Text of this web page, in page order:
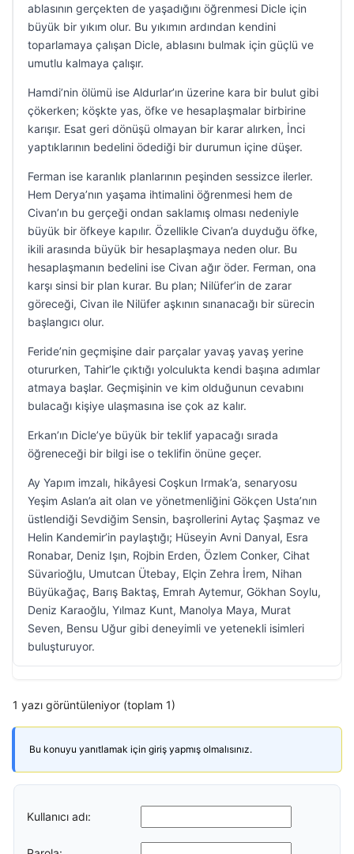
ablasının gerçekten de yaşadığını öğrenmesi Dicle için
büyük bir yıkım olur. Bu yıkımın ardından kendini
toparlamaya çalışan Dicle, ablasını bulmak için güçlü ve
umutlu kalmaya çalışır.
Hamdi’nin ölümü ise Aldurlar’ın üzerine kara bir bulut gibi
çökerken; köşkte yas, öfke ve hesaplaşmalar birbirine
karışır. Esat geri dönüşü olmayan bir karar alırken, İnci
yaptıklarının bedelini ödediği bir durumun içine düşer.
Ferman ise karanlık planlarının peşinden sessizce ilerler.
Hem Derya’nın yaşama ihtimalini öğrenmesi hem de
Civan’ın bu gerçeği ondan saklamış olması nedeniyle
büyük bir öfkeye kapılır. Özellikle Civan’a duyduğu öfke,
ikili arasında büyük bir hesaplaşmaya neden olur. Bu
hesaplaşmanın bedelini ise Civan ağır öder. Ferman, ona
karşı sinsi bir plan kurar. Bu plan; Nilüfer’in de zarar
göreceği, Civan ile Nilüfer aşkının sınanacağı bir sürecin
başlangıcı olur.
Feride’nin geçmişine dair parçalar yavaş yavaş yerine
otururken, Tahir’le çıktığı yolculukta kendi başına adımlar
atmaya başlar. Geçmişinin ve kim olduğunun cevabını
bulacağı kişiye ulaşmasına ise çok az kalır.
Erkan’ın Dicle’ye büyük bir teklif yapacağı sırada
öğreneceği bir bilgi ise o teklifin önüne geçer.
Ay Yapım imzalı, hikâyesi Coşkun Irmak’a, senaryosu
Yeşim Aslan’a ait olan ve yönetmenliğini Gökçen Usta’nın
üstlendiği Sevdiğim Sensin, başrollerini Aytaç Şaşmaz ve
Helin Kandemir’in paylaştığı; Hüseyin Avni Danyal, Esra
Ronabar, Deniz Işın, Rojbin Erden, Özlem Conker, Cihat
Süvarioğlu, Umutcan Ütebay, Elçin Zehra İrem, Nihan
Büyükağaç, Barış Baktaş, Emrah Aytemur, Gökhan Soylu,
Deniz Karaoğlu, Yılmaz Kunt, Manolya Maya, Murat
Seven, Bensu Uğur gibi deneyimli ve yetenekli isimleri
buluşturuyor.
1 yazı görüntüleniyor (toplam 1)
Bu konuyu yanıtlamak için giriş yapmış olmalısınız.
Kullanıcı adı: